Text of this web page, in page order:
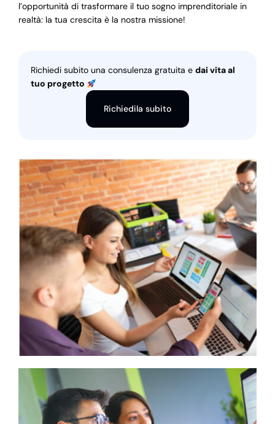
l’opportunità di trasformare il tuo sogno imprenditoriale in
realtà: la tua crescita è la nostra missione!
Richiedi subito una consulenza gratuita e dai vita al
tuo progetto
Richiedila subito